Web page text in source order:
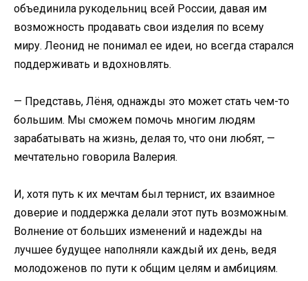
объединила рукодельниц всей России, давая им
возможность продавать свои изделия по всему
миру. Леонид не понимал ее идеи, но всегда старался
поддерживать и вдохновлять.
— Представь, Лёня, однажды это может стать чем-то
большим. Мы сможем помочь многим людям
зарабатывать на жизнь, делая то, что они любят, —
мечтательно говорила Валерия.
И, хотя путь к их мечтам был тернист, их взаимное
доверие и поддержка делали этот путь возможным.
Волнение от больших изменений и надежды на
лучшее будущее наполняли каждый их день, ведя
молодоженов по пути к общим целям и амбициям.